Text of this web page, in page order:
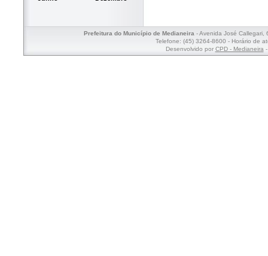
Prefeitura do Município de Medianeira- Avenida José Callegari,
Telefone: (45) 3264-8600 - Horário de
Desenvolvido por CPD - Medianeira-